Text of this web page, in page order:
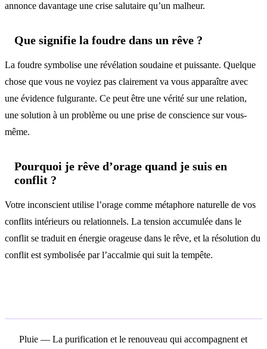
annonce davantage une crise salutaire qu’un malheur.
Que signifie la foudre dans un rêve ?
La foudre symbolise une révélation soudaine et puissante. Quelque
chose que vous ne voyiez pas clairement va vous apparaître avec
une évidence fulgurante. Ce peut être une vérité sur une relation,
une solution à un problème ou une prise de conscience sur vous-
même.
Pourquoi je rêve d’orage quand je suis en
conflit ?
Votre inconscient utilise l’orage comme métaphore naturelle de vos
conflits intérieurs ou relationnels. La tension accumulée dans le
conflit se traduit en énergie orageuse dans le rêve, et la résolution du
conflit est symbolisée par l’accalmie qui suit la tempête.
Pluie — La purification et le renouveau qui accompagnent et